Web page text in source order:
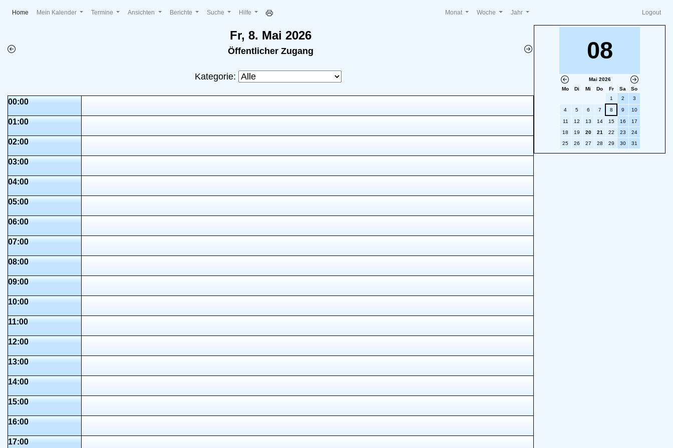
Home (current)
Mein Kalender Termine Ansichten Berichte Suche Hilfe Monat Woche Jahr Logout
Fr, 8. Mai 2026
Öffentlicher Zugang
Kategorie:
08
Mai 2026
Mo
Di Mi Do Fr Sa
So
1
2 3
4 5 6 7 8 9 10
11 12 13 14 15 16
17
18
19 20 21 22 23
24
25
26 27 28 29 30 31
00:00
01:00
02:00
03:00
04:00
05:00
06:00
07:00
08:00
09:00
10:00
11:00
12:00
13:00
14:00
15:00
16:00
17:00